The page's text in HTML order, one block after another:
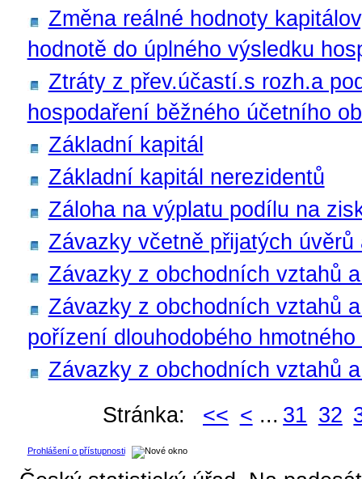
Změna reálné hodnoty
hodnotě do úplného výsledku
Ztráty z přev.účastí.s rozh.a
hospodaření běžného účetního
Základní kapitál
Základní kapitál nerezidentů
Záloha na výplatu podílu na
Závazky včetně přijatých úvěrů
Závazky z obchodních vztahů
Závazky z obchodních vztahů
pořízení dlouhodobého
Závazky z obchodních vztahů
Stránka:
<< < ... 31 32
Prohlášení o přístupnosti